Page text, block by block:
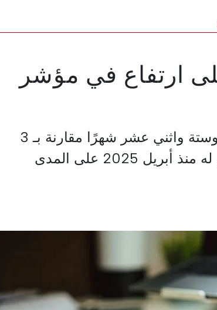
ارتفاع في مؤشر
ارتفع سعر Euribor في ثلاثة وستة واثني عشر شهرًا مقارنة بـ 3
يونيو، ليصل إلى أعلى مستوى له منذ أبريل 2025 على المدى